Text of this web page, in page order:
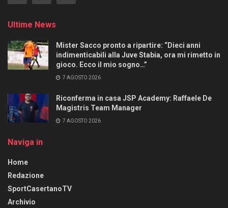
Ultime News
Mister Sacco pronto a ripartire: “Dieci anni
indimenticabili alla Juve Stabia, ora mi rimetto in
gioco. Ecco il mio sogno…”
7 AGOSTO 2026
Riconferma in casa JSP Academy: Raffaele De
Magistris Team Manager
7 AGOSTO 2026
Naviga in
Home
Redazione
SportCasertanoTV
Archivio